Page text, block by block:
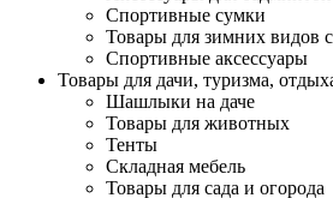
Спортивные сумки
Товары для зимних видов
Спортивные аксессуары
Товары для дачи, туризма,
Шашлыки на даче
Товары для животных
Тенты
Складная мебель
Товары для сада и огорода